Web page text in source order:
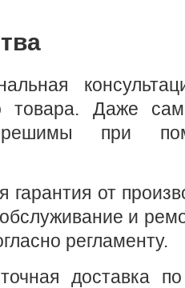
товара. Даже
при
от
и
регламенту.
доставка по